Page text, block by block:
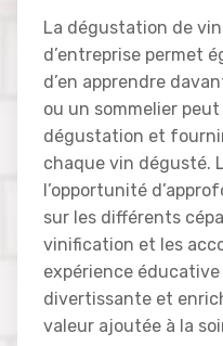
La dégustation de
d’entreprise permet
d’en apprendre
ou un sommelier
dégustation et
chaque vin dégusté.
l’opportunité
sur les différents
vinification et les
expérience
divertissante et
valeur ajoutée à la